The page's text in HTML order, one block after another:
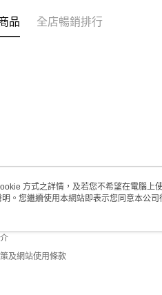
品 全店暢銷排行
們
及網站使用條款
方式之詳情，及若您不希望在電腦上
明。您繼續使用本網站即表示您同意本公